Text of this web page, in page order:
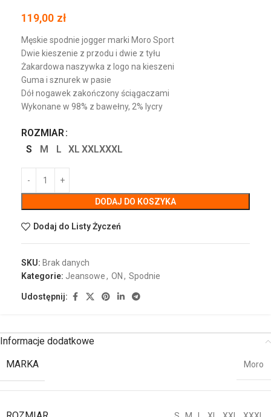
119,00 zł
Męskie spodnie jogger marki Moro Sport
Dwie kieszenie z przodu i dwie z tyłu
Żakardowa naszywka z logo na kieszeni
Guma i sznurek w pasie
Dół nogawek zakończony ściągaczami
Wykonane w 98% z bawełny, 2% lycry
ROZMIAR
S
M L XL XXLXXXL
DODAJ DO KOSZYKA
Dodaj do Listy Życzeń
SKU: Brak danych
Kategorie: Jeansowe, ON , Spodnie
Udostępnij:
Informacje dodatkowe
MARKA
Moro